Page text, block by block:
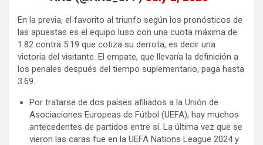
En la previa, el favorito al triunfo según los pronósticos de
las apuestas es el equipo luso con una cuota máxima de
1.82 contra 5.19 que cotiza su derrota, es decir una
victoria del visitante. El empate, que llevaría la definición a
los penales después del tiempo suplementario, paga hasta
3.69.
Por tratarse de dos países afiliados a la Unión de
Asociaciones Europeas de Fútbol (UEFA), hay muchos
antecedentes de partidos entre sí. La última vez que se
vieron las caras fue en la UEFA Nations League 2024 y